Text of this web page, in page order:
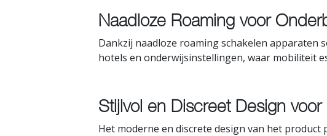
Naadloze Roaming voor
Dankzij naadloze roaming schakelen apparaten
hotels en onderwijsinstellingen, waar mobiliteit
Stijlvol en Discreet Design
Het moderne en discrete design van het